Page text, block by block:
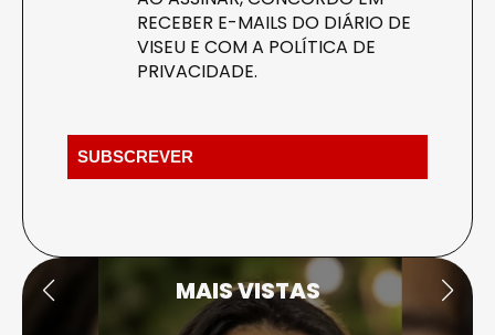
RECEBER E-MAILS DO DIÁRIO DE
VISEU E COM A POLÍTICA DE
PRIVACIDADE.
MAIS VISTAS